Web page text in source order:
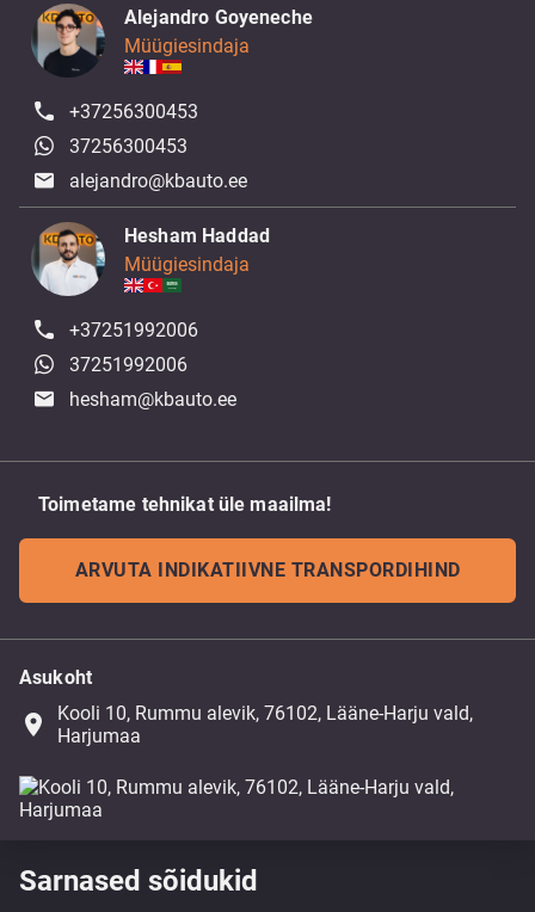
Alejandro Goyeneche
Müügiesindaja
+37256300453
37256300453
alejandro@kbauto.ee
Hesham Haddad
Müügiesindaja
+37251992006
37251992006
hesham@kbauto.ee
Toimetame tehnikat üle maailma!
ARVUTA INDIKATIIVNE TRANSPORDIHIND
Asukoht
place
Kooli 10, Rummu alevik, 76102, Lääne-Harju vald,
Harjumaa
Sarnased sõidukid